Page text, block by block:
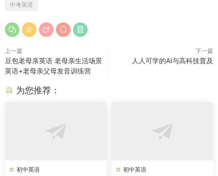
中考英语
上一篇
豆包老母亲英语 老母亲生活场景
英语+老母亲父母发音训练营
下一篇
人人可学的AI与高科技普及
为您推荐：
初中英语 初中英语